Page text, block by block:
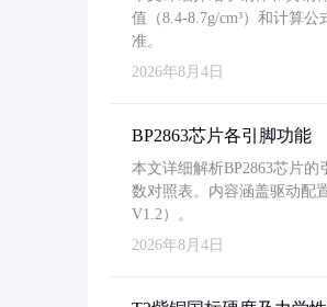
值（8.4-8.7g/cm³）和计算
准。
2026年8月4日
BP2863芯片各引脚功能
本文详细解析BP2863芯片
数对照表。内容涵盖驱动配
V1.2）。
2026年8月4日